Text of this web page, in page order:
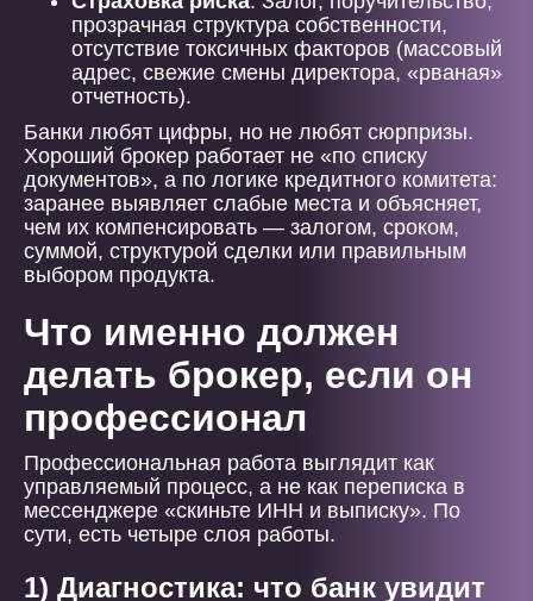
прозрачная структура собственности,
отсутствие токсичных факторов (массовый
адрес, свежие смены директора, «рваная»
отчетность).
Банки любят цифры, но не любят сюрпризы.
Хороший брокер работает не «по списку
документов», а по логике кредитного комитета:
заранее выявляет слабые места и объясняет,
чем их компенсировать — залогом, сроком,
суммой, структурой сделки или правильным
выбором продукта.
Что именно должен
делать брокер, если он
профессионал
Профессиональная работа выглядит как
управляемый процесс, а не как переписка в
мессенджере «скиньте ИНН и выписку». По
сути, есть четыре слоя работы.
1) Диагностика: что банк увидит